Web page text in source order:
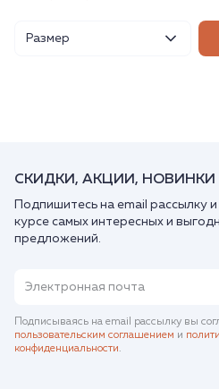
Размер
СКИДКИ, АКЦИИ, НОВИНКИ
Подпишитесь на email рассылку и
курсе самых интересных и
предложений.
Подписываясь на email рассылку вы
пользовательским соглашением и
конфиденциальности.